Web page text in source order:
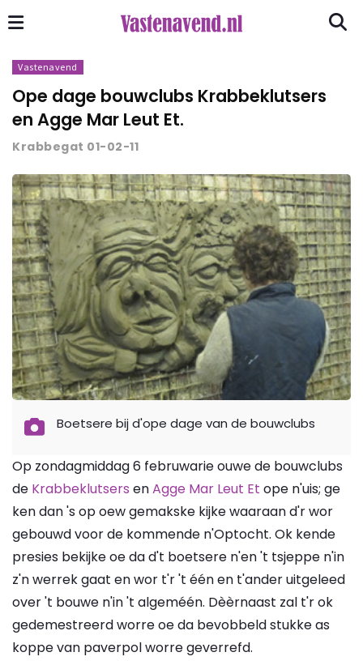
Vastenavend
Ope dage bouwclubs Krabbeklutsers
en Agge Mar Leut Et.
Krabbegat 01-02-11
Boetsere bij d'ope dage van de bouwclubs
Op zondagmiddag 6 februwarie ouwe de bouwclubs
de Krabbeklutsers enAgge Mar Leut Et ope n'uis; ge
ken dan 's op oew gemakske kijke waaraan d'r wor
gebouwd voor de kommende n'Optocht. Ok kende
presies bekijke oe da d't boetsere n'en 't tsjeppe n'in
z'n werrek gaat en wor t'r 't één en t'ander uitgeleed
over 't bouwe n'in 't algeméén. Dèèrnaast zal t'r ok
gedemestreerd worre oe da bevobbeld stukke as
koppe van paverpol worre geverrefd.